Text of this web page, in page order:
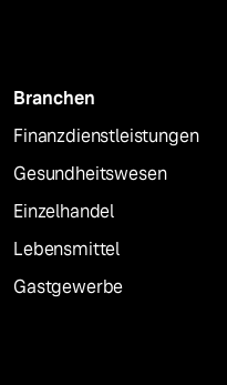
Branchen
Finanzdienstleistungen
Gesundheitswesen
Einzelhandel
Lebensmittel
Gastgewerbe